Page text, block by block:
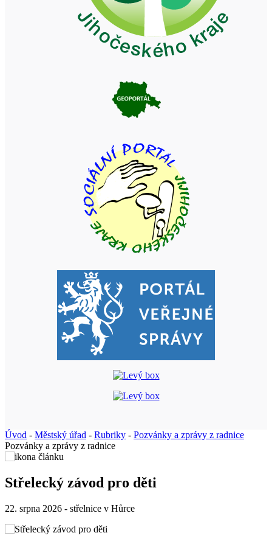
Úvod - Městský úřad - Rubriky - Pozvánky a zprávy z radnice
Pozvánky a zprávy z radnice
Střelecký závod pro děti
22. srpna 2026 - střelnice v Hůrce